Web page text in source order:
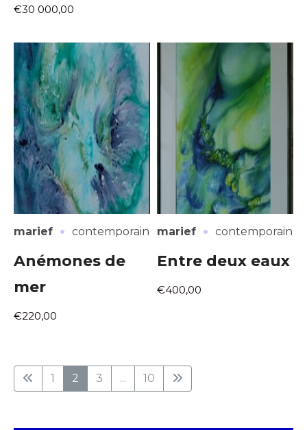
€30 000,00
marief · contemporain
Anémones de
mer
€220,00
marief · contemporain
Entre deux eaux
€400,00
1 2 3 ... 10